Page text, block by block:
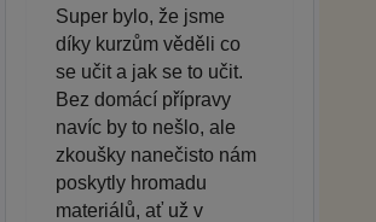
Super bylo, že jsme
díky kurzům věděli co
se učit a jak se to učit.
Bez domácí přípravy
navíc by to nešlo, ale
zkoušky nanečisto nám
poskytly hromadu
materiálů, ať už v